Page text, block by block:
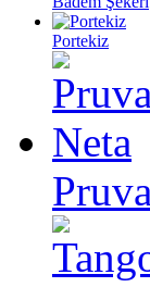
Portekiz